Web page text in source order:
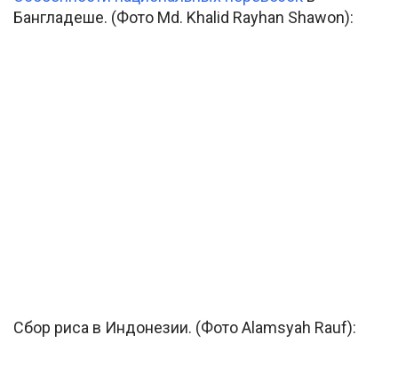
Бангладеше. (Фото Md. Khalid Rayhan Shawon):
Сбор риса в Индонезии. (Фото Alamsyah Rauf):